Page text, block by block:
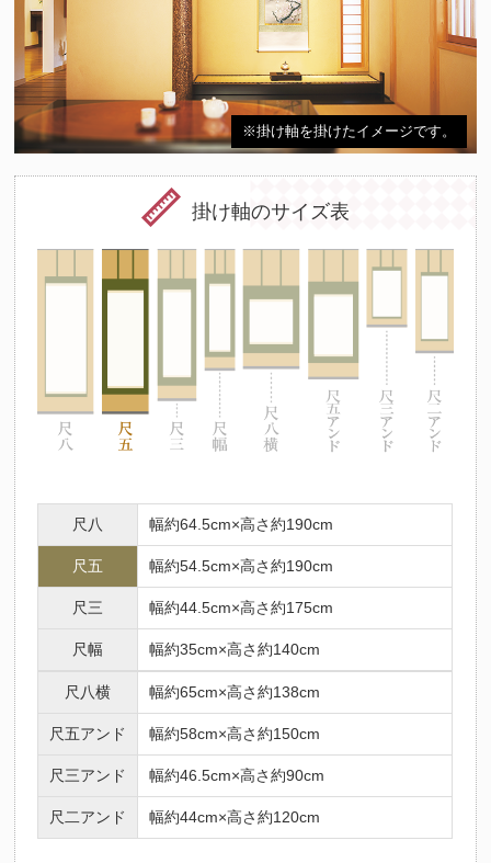
※掛け軸を掛けたイメージです。
掛け軸のサイズ表
尺八 幅約64.5cm×高さ約190cm
尺五 幅約54.5cm×高さ約190cm
尺三 幅約44.5cm×高さ約175cm
尺幅 幅約35cm×高さ約140cm
尺八横 幅約65cm×高さ約138cm
尺五アンド 幅約58cm×高さ約150cm
尺三アンド 幅約46.5cm×高さ約90cm
尺二アンド 幅約44cm×高さ約120cm